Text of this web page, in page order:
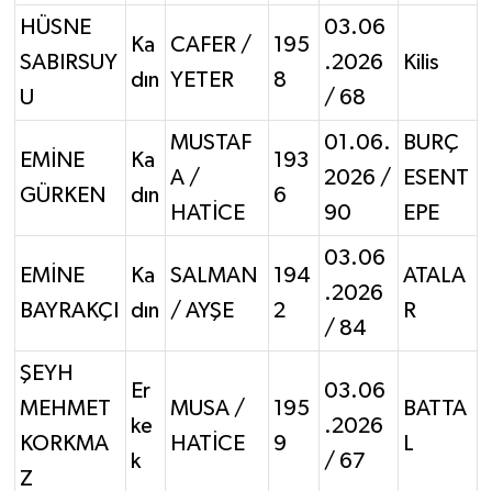
HÜSNE
SABIRSUY
U
Ka
dın
CAFER /
YETER
195
8
03.06
.2026
/ 68
Kilis
EMİNE
GÜRKEN
Ka
dın
MUSTAF
A /
HATİCE
193
6
01.06.
2026 /
90
BURÇ
ESENT
EPE
EMİNE
BAYRAKÇI
Ka
dın
SALMAN
/ AYŞE
194
2
03.06
.2026
/ 84
ATALA
R
ŞEYH
MEHMET
KORKMA
Z
Er
ke
k
MUSA /
HATİCE
195
9
03.06
.2026
/ 67
BATTA
L